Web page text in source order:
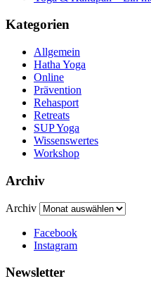
Kategorien
Allgemein
Hatha Yoga
Online
Prävention
Rehasport
Retreats
SUP Yoga
Wissenswertes
Workshop
Archiv
Archiv
Facebook
Instagram
Newsletter